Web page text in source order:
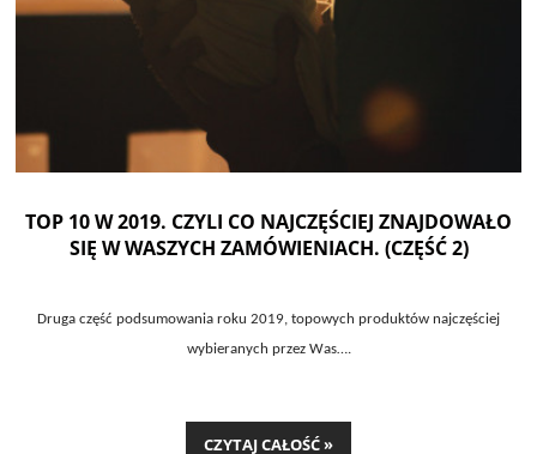
TOP 10 W 2019. CZYLI CO NAJCZĘŚCIEJ ZNAJDOWAŁO
SIĘ W WASZYCH ZAMÓWIENIACH. (CZĘŚĆ 2)
Druga część podsumowania roku 2019, topowych produktów najczęściej
wybieranych przez Was….
CZYTAJ CAŁOŚĆ »